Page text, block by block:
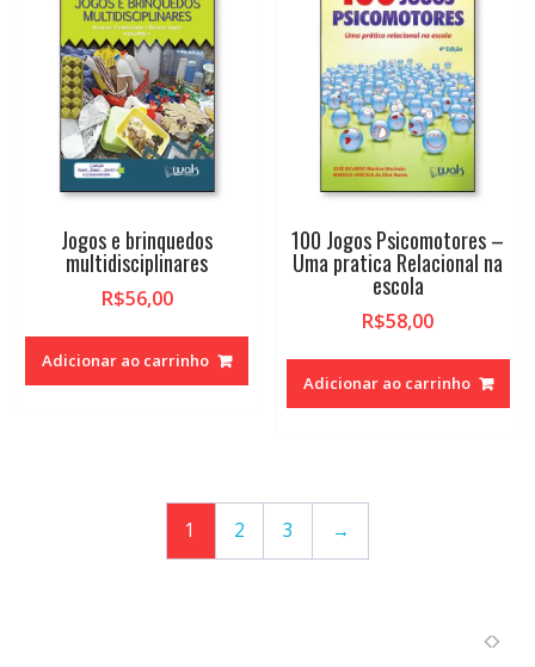
Jogos e brinquedos
multidisciplinares
R$56,00
Adicionar ao carrinho
100 Jogos Psicomotores –
Uma pratica Relacional na
escola
R$58,00
Adicionar ao carrinho
1 2 3 →